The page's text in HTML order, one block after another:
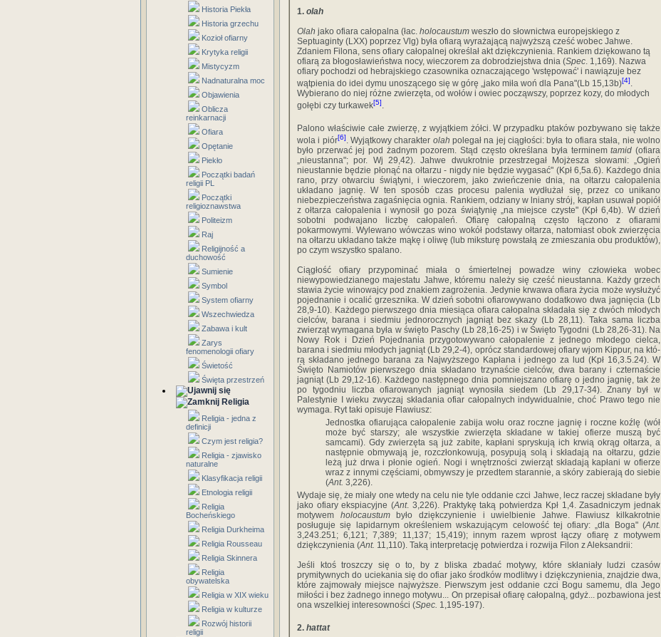
Historia Piekła
Historia grzechu
Kozioł ofiarny
Krytyka religii
Mistycyzm
Nadnaturalna moc
Objawienia
Oblicza
reinkarnacji
Ofiara
Opętanie
Piekło
Początki badań
religii PL
Początki
religioznawstwa
Politeizm
Raj
Religijność a
duchowość
Sumienie
Symbol
System ofiarny
Wszechwiedza
Zabawa i kult
Zarys
fenomenologii ofiary
Świetość
Święta przestrzeń
Religia
Religia - jedna z
definicji
Czym jest religia?
Religia - zjawisko
naturalne
Klasyfikacja religii
Etnologia religii
Religia
Bocheńskiego
Religia Durkheima
Religia Rousseau
Religia Skinnera
Religia
obywatelska
Religia w XIX wieku
Religia w kulturze
Rozwój historii
religii
1. olah
Olah jako ofiara całopalna (łac. holocaustum weszło do słow­nictwa europejskiego z
Septuaginty (LXX) poprzez Vlg) była ofiarą wyrażającą najwyższą cześć wobec Jahwe.
Zdaniem Filona, sens ofiary całopalnej określał akt dziękczynienia. Rankiem dziękowano tą
ofiarą za błogosławieństwa nocy, wieczorem za dobrodziejstwa dnia (Spec. 1,169). Nazwa
ofiary pochodzi od hebrajskiego czasownika oznaczającego 'wstępować' i nawiązuje bez
wątpienia do idei dymu unoszącego się w górę „jako miła woń dla Pana"(Lb 15,13b)[4].
Wybierano do niej różne zwierzę­ta, od wołów i owiec począwszy, poprzez kozy, do młodych
gołębi czy turkawek[5].
Palono właściwie całe zwierzę, z wyjątkiem żółci. W przypadku ptaków pozbywano się także
wola i piór[6]. Wyjątkowy charakter olah polegał na jej ciągłości: była to ofiara stała, nie wolno
było przerwać jej pod żadnym pozorem. Stąd często określana była terminemtamid (ofiara
„nieustanna"; por. Wj 29,42). Jahwe dwukrotnie przestrzegał Mojżesza słowami: „Ogień
nieustannie będzie płonąć na ołtarzu - nigdy nie będzie wygasać" (Kpł 6,5a.6). Każdego dnia
rano, przy otwarciu świą­tyni, i wieczorem, jako zwieńczenie dnia, na ołtarzu całopalenia
układano jagnię. W ten sposób czas procesu palenia wydłużał się, przez co unikano
niebezpieczeństwa zagaśnięcia ognia. Ran­kiem, odziany w lniany strój, kapłan usuwał popiół
z ołtarza ca­łopalenia i wynosił go poza świątynię „na miejsce czyste" (Kpł 6,4b). W dzień
sobotni podwajano liczbę całopaleń. Ofiarę cało­palną często łączono z ofiarami
pokarmowymi. Wylewano wów­czas wino wokół podstawy ołtarza, natomiast obok zwierzęcia
na ołtarzu układano także mąkę i oliwę (lub miksturę powstałą ze zmieszania obu produktów),
po czym wszystko spalano.
Ciągłość ofiary przypominać miała o śmiertelnej powadze winy człowieka wobec
niewypowiedzianego majestatu Jahwe, któremu należy się cześć nieustanna. Każdy grzech
stawia życie winowajcy pod znakiem zagrożenia. Jedynie krwawa ofiara życia może wysłużyć
pojednanie i ocalić grzesznika. W dzień sobotni ofiarowywano dodatkowo dwa jagnięcia (Lb
28,9-10). Każdego pierwszego dnia miesiąca ofiara całopalna składała się z dwóch młodych
cielców, barana i siedmiu jednorocznych jagniąt bez skazy (Lb 28,11). Taka sama liczba
zwierząt wymagana była w święto Paschy (Lb 28,16-25) i w Święto Tygodni (Lb 28,26-31). Na
Nowy Rok i Dzień Pojednania przygotowywano całopa­lenie z jednego młodego cielca,
barana i siedmiu młodych jagniąt (Lb 29,2-4), oprócz standardowej ofiary wjom Kippur, na któ­
rą składano jednego barana za Najwyższego Kapłana i jednego za lud (Kpł 16,3.5.24). W
Święto Namiotów pierwszego dnia składano trzynaście cielców, dwa barany i czternaście
jagniąt (Lb 29,12-16). Każdego następnego dnia pomniejszano ofiarę o jedno jagnię, tak że
po tygodniu liczba ofiarowanych jagniąt wynosiła siedem (Lb 29,17-34). Znany był w
Palestynie I wieku zwyczaj składania ofiar całopalnych indywidualnie, choć Prawo tego nie
wymaga. Ryt taki opisuje Flawiusz:
Jednostka ofiarująca całopalenie zabija wołu oraz roczne jagnię i roczne koźlę (wół
może być starszy; ale wszystkie zwierzęta skła­dane w takiej ofierze muszą być
samcami). Gdy zwierzęta są już zabite, kapłani spryskują ich krwią okrąg ołtarza, a
następnie obmy­wają je, rozczłonkowują, posypują solą i składają na ołtarzu, gdzie
leżą już drwa i płonie ogień. Nogi i wnętrzności zwierząt składają kapłani w ofierze
wraz z innymi częściami, obmywszy je przedtem starannie, a skóry zabierają do siebie
(Ant. 3,226).
Wydaje się, że miały one wtedy na celu nie tyle oddanie czci Jahwe, lecz raczej składane były
jako ofiary ekspiacyjne (Ant. 3,226). Praktykę taką potwierdza Kpł 1,4. Zasadniczym jednak
motywem holocaustumbyło dziękczynienie i uwielbienie Jahwe. Flawiusz kilkakrotnie
posługuje się lapidarnym określeniem wskazującym celowość tej ofiary: „dla Boga" (Ant.
3,243.251; 6,121; 7,389; 11,137; 15,419); innym razem wprost łączy ofiarę z motywem
dziękczynienia (Ant. 11,110). Taką interpretację po­twierdza i rozwija Filon z Aleksandrii:
Jeśli ktoś troszczy się o to, by z bliska zbadać motywy, które skła­niały ludzi czasów
prymitywnych do uciekania się do ofiar jako środków modlitwy i dziękczynienia, znajdzie dwa,
które zajmowały miejsce najwyższe. Pierwszym jest oddanie czci Bogu samemu, dla Jego
miłości i bez żadnego innego motywu... On przepisał ofia­rę całopalną, gdyż... pozbawiona jest
ona wszelkiej interesowności (Spec. 1,195-197).
2. hattat